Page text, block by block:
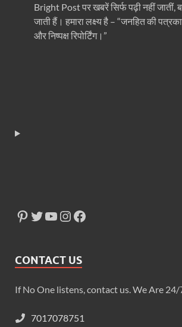
Bright Post पर खबरें सिर्फ पढ़ी नहीं जातीं,
जाती हैं। हमारा लक्ष्य है – “जनहित की
और निष्पक्ष रिपोर्टिंग।”
CONTACT US
If No One listens, contact us. We Are 24/
7017078751